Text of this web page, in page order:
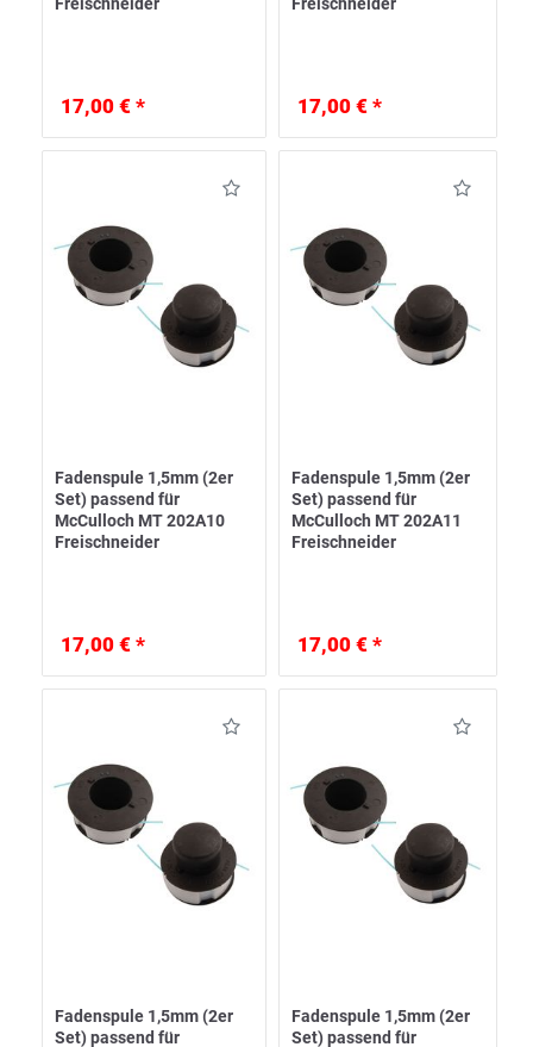
Freischneider
17,00 € *
Freischneider
17,00 € *
Fadenspule 1,5mm (2er
Set) passend für
McCulloch MT 202A10
Freischneider
17,00 € *
Fadenspule 1,5mm (2er
Set) passend für
McCulloch MT 202A11
Freischneider
17,00 € *
Fadenspule 1,5mm (2er
Set) passend für
Fadenspule 1,5mm (2er
Set) passend für